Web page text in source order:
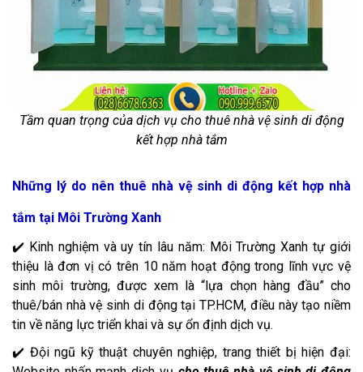
Tầm quan trọng của dịch vụ cho thuê nhà vệ sinh di động
kết hợp nhà tắm
Những lý do nên thuê nhà vệ sinh di động kết hợp nhà
tắm tại Môi Trường Xanh
✔️ Kinh nghiệm và uy tín lâu năm: Môi Trường Xanh tự giới
thiệu là đơn vị có trên 10 năm hoạt động trong lĩnh vực vệ
sinh môi trường, được xem là “lựa chọn hàng đầu” cho
thuê/bán nhà vệ sinh di động tại TP.HCM, điều này tạo niềm
tin về năng lực triển khai và sự ổn định dịch vụ.
✔️ Đội ngũ kỹ thuật chuyên nghiệp, trang thiết bị hiện đại: